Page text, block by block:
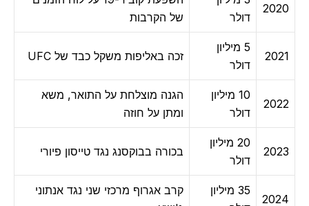
2020
דולר
של הקרבות
2021
5 מיליון
דולר
זכה באליפות משקל כבד של UFC
2022
10 מיליון
דולר
הגנה מוצלחת על התואר, משא
ומתן על חוזה
2023
20 מיליון
דולר
בכורה בבוקסנג נגד טייסון פיורי
2024
35 מיליון
קרב אגרוף מרכזי שני נגד אנתוני